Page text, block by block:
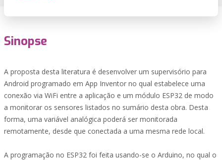
Sinopse
A proposta desta literatura é desenvolver um supervisório para
Android programado em App Inventor no qual estabelece uma
conexão via WiFi entre a aplicação e um módulo ESP32 de modo
a monitorar os sensores listados no sumário desta obra. Desta
forma, uma variável analógica poderá ser monitorada
remotamente, desde que conectada a uma mesma rede local.
A programação no ESP32 foi feita usando-se o Arduino, no qual o